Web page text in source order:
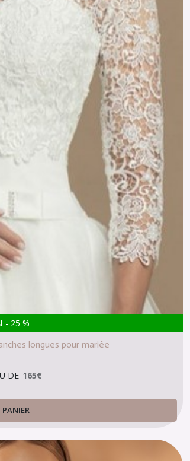
- 25 %
longues pour mariée
DE 165€